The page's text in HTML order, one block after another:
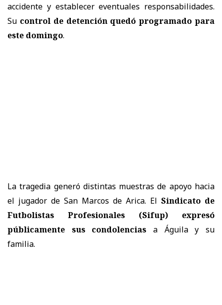
accidente y establecer eventuales responsabilidades.
Su control de detención quedó programado para
este domingo.
La tragedia generó distintas muestras de apoyo hacia
el jugador de San Marcos de Arica. El Sindicato de
Futbolistas Profesionales (Sifup) expresó
públicamente sus condolencias a Águila y su
familia.